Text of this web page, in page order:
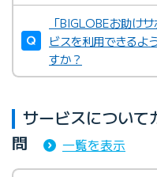
「BIGLOBEお助け
ビスを利用できるよ
すか？
サービスについて
問
一覧を表示